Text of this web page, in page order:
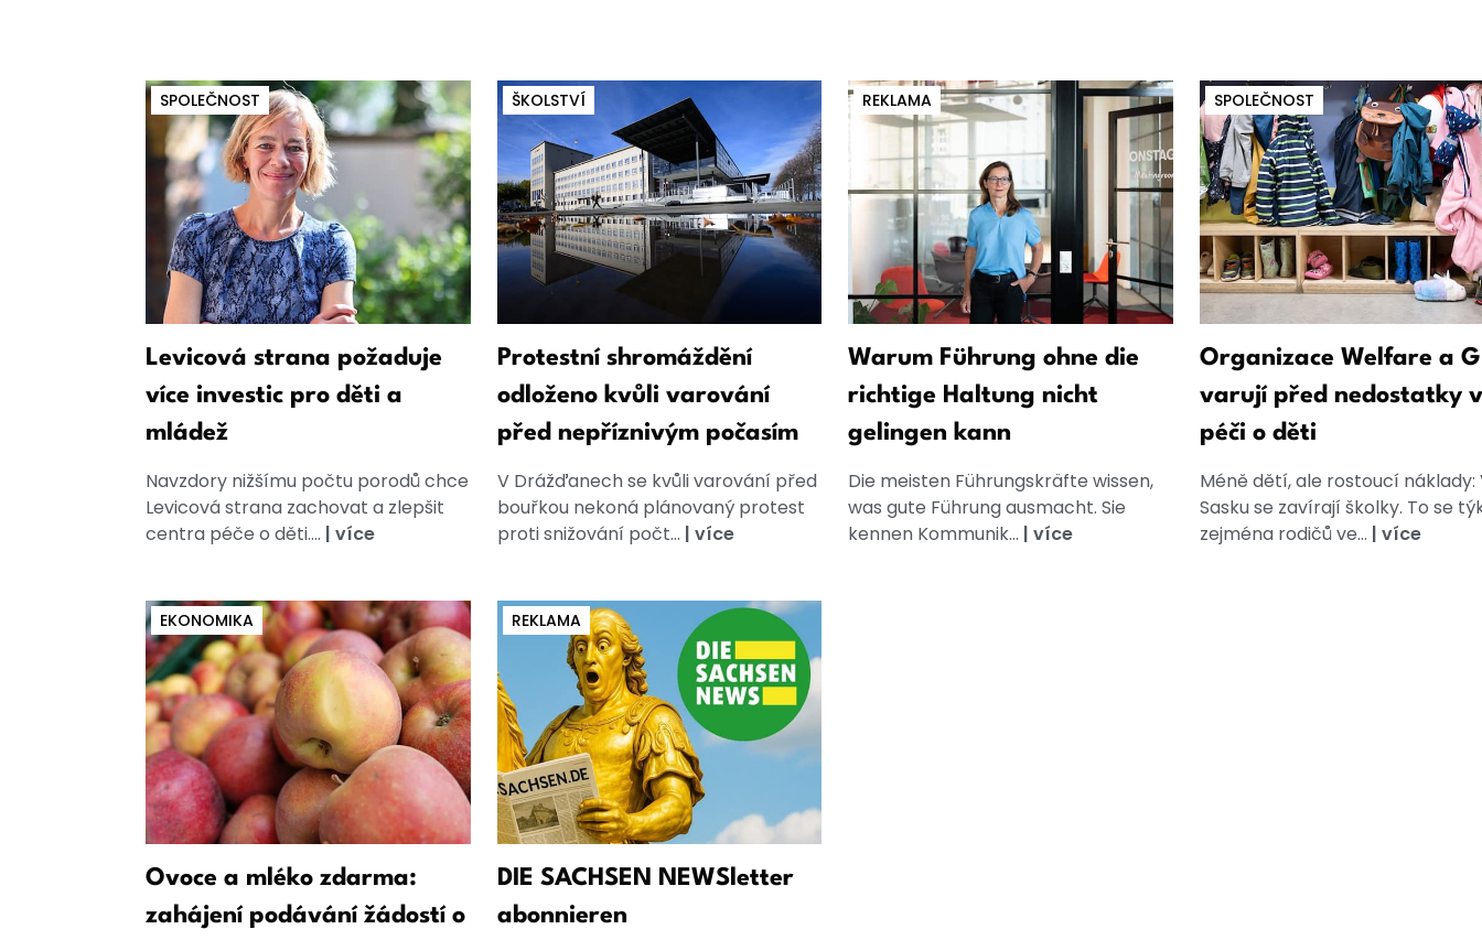
SPOLEČNOST
Levicová strana požaduje
více investic pro děti a
mládež
Navzdory nižšímu počtu porodů chce
Levicová strana zachovat a zlepšit
centra péče o děti.... | více
ŠKOLSTVÍ
Protestní shromáždění
odloženo kvůli varování
před nepříznivým počasím
V Drážďanech se kvůli varování před
bouřkou nekoná plánovaný protest
proti snižování počt... | více
REKLAMA
Warum Führung ohne die
richtige Haltung nicht
gelingen kann
Die meisten Führungskräfte wissen,
was gute Führung ausmacht. Sie
kennen Kommunik... | více
SPOLEČNOST
Organizace Welfare a
varují před nedostatky v
péči o děti
Méně dětí, ale rostoucí náklady:
Sasku se zavírají školky. To se
zejména rodičů ve... | více
EKONOMIKA
Ovoce a mléko zdarma:
zahájení podávání žádostí o
REKLAMA
DIE SACHSEN NEWSletter
abonnieren